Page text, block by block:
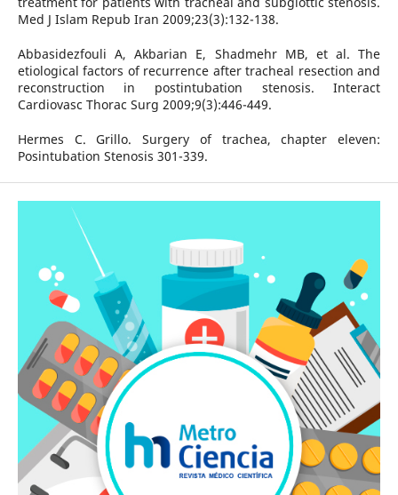
Med J Islam Repub Iran 2009;23(3):132-138.
Abbasidezfouli A, Akbarian E, Shadmehr MB, et al. The
etiological factors of recurrence after tracheal resection and
reconstruction in postintubation stenosis. Interact
Cardiovasc Thorac Surg 2009;9(3):446-449.
Hermes C. Grillo. Surgery of trachea, chapter eleven:
Posintubation Stenosis 301-339.